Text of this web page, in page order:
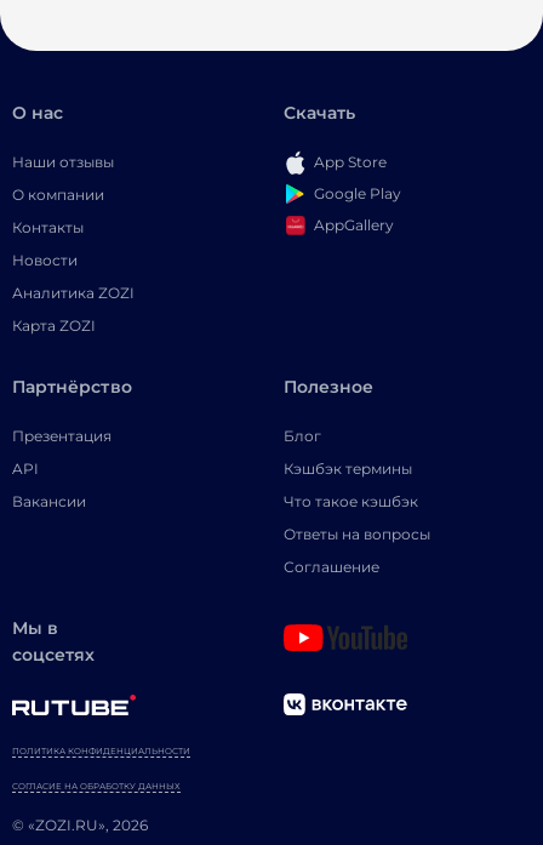
О нас
Наши отзывы
О компании
Контакты
Новости
Аналитика ZOZI
Карта ZOZI
Скачать
App Store
Google Play
AppGallery
Партнёрство
Презентация
API
Вакансии
Полезное
Блог
Кэшбэк термины
Что такое кэшбэк
Ответы на вопросы
Соглашение
Мы в
соцсетях
© «ZOZI.RU», 2026
ПОЛИТИКА КОНФИДЕНЦИАЛЬНОСТИ
СОГЛАСИЕ НА ОБРАБОТКУ ДАННЫХ